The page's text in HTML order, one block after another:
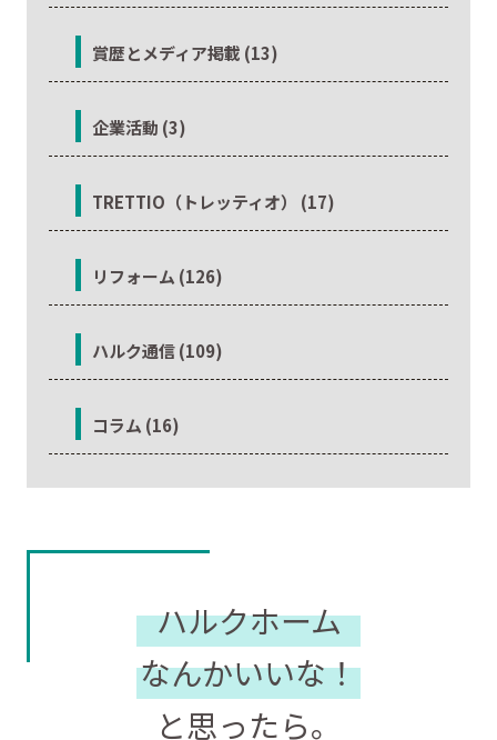
賞歴とメディア掲載 (13)
企業活動 (3)
TRETTIO（トレッティオ） (17)
リフォーム (126)
ハルク通信 (109)
コラム (16)
ハルクホーム
なんかいいな！
と思ったら。